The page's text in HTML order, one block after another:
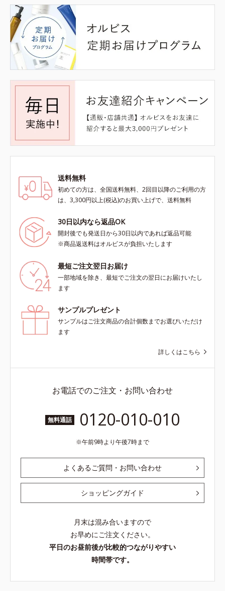
送料無料
初めての方は、全国送料無料、2回目以降のご利用の方
は、3,300円以上(税込)のお買い上げで、送料無料
30日以内なら返品OK
開封後でも発送日から30日以内であれば返品可能
※商品返送料はオルビスが負担いたします
最短ご注文翌日お届け
一部地域を除き、最短でご注文の翌日にお届けいたし
ます
サンプルプレゼント
サンプルはご注文商品の合計個数までお選びいただけ
ます
詳しくはこちら
お電話でのご注文・お問い合わせ
無料通話 0120-010-010
午前9時より午後7時まで
よくあるご質問・お問い合わせ
ショッピングガイド
月末は混み合いますので
お早めにご注文ください。
平日のお昼前後が比較的つながりやすい
時間帯です。